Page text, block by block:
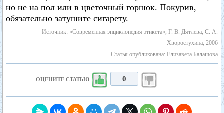
но не на пол или в цветочный горшок. Покурив,
обязательно затушите сигарету.
Источник: «Современная энциклопедия этикета», Г. В. Дятлева, С. А.
Хворостухина, 2006
Статья опубликована: Елизавета Балашова
ОЦЕНИТЕ СТАТЬЮ 0